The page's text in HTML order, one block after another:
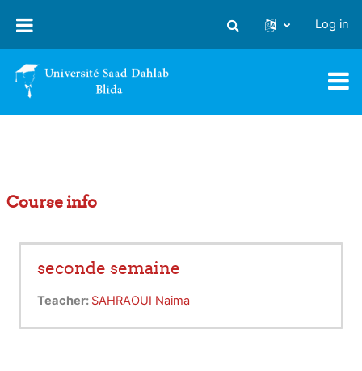
Toggle search input
Log in
Course info
seconde semaine
Teacher: SAHRAOUI Naima